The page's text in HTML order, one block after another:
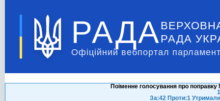
РАДА РАДА
Офіційний вебпортал
Поіменне голосування про
За:42 Проти:1